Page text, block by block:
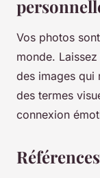
Vos photos
monde.
des images qui
des termes
connexion